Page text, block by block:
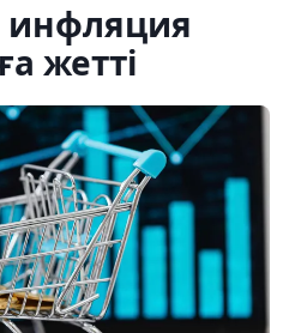
инфляция
жетті